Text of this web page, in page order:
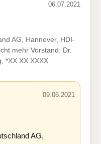
06.07.2021
AG, Hannover, HDI-
mehr Vorstand: Dr.
*XX.XX.XXXX.
09.06.2021
AG,